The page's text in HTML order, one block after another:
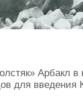
Арбакл
для введения